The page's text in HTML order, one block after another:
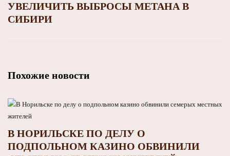
УВЕЛИЧИТЬ ВЫБРОСЫ МЕТАНА В
СИБИРИ
Похожие новости
В НОРИЛЬСКЕ ПО ДЕЛУ О
ПОДПОЛЬНОМ КАЗИНО ОБВИНИЛИ